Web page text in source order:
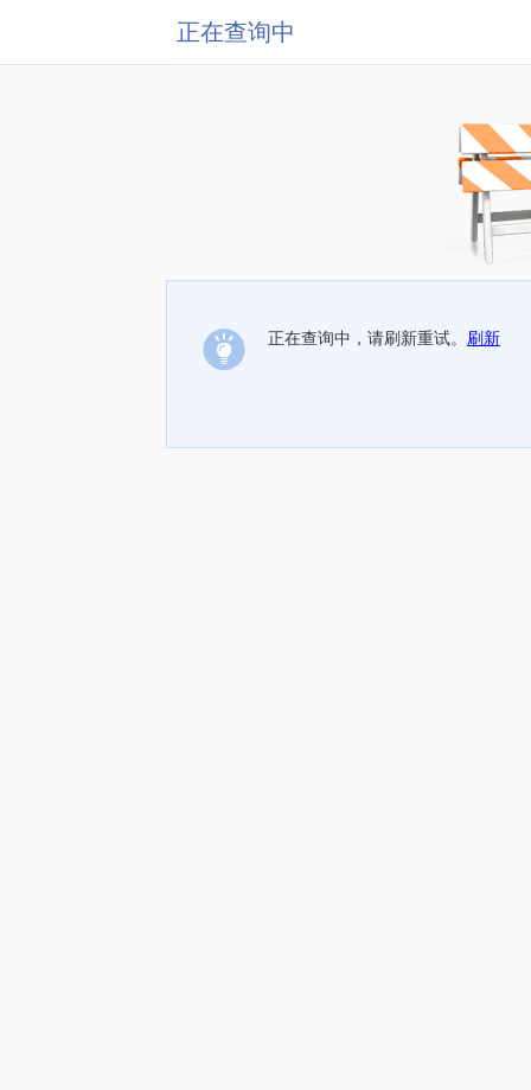
正在查询中
正在查询中，请刷新重试。 刷新